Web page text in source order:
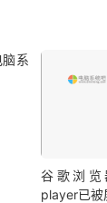
谷歌浏览
player已被